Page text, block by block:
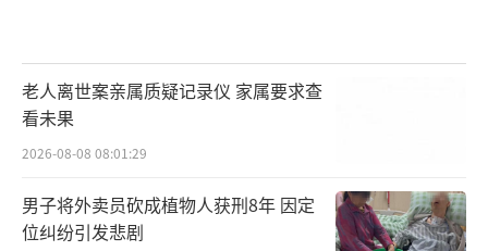
老人离世案亲属质疑记录仪 家属要求查
看未果
2026-08-08 08:01:29
男子将外卖员砍成植物人获刑8年 因定
位纠纷引发悲剧